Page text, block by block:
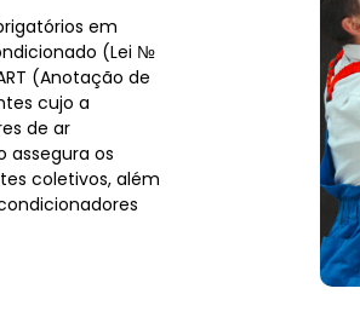
em
(Lei №
(Anotação de
cujo a
de ar
assegura os
coletivos, além